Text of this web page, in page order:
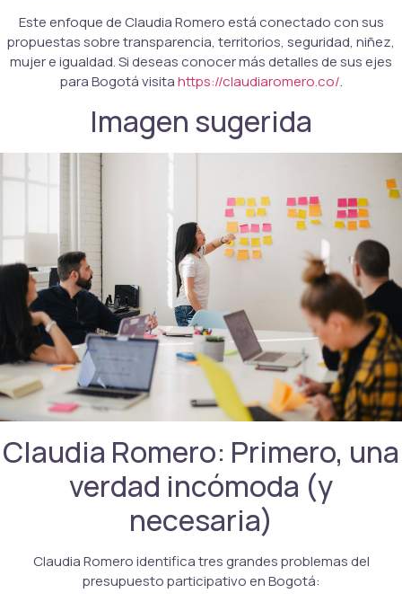
Este enfoque de Claudia Romero está conectado con sus
propuestas sobre transparencia, territorios, seguridad, niñez,
mujer e igualdad. Si deseas conocer más detalles de sus ejes
para Bogotá visitahttps://claudiaromero.co/.
Imagen sugerida
Claudia Romero: Primero, una
verdad incómoda (y
necesaria)
Claudia Romero identifica tres grandes problemas del
presupuesto participativo en Bogotá: